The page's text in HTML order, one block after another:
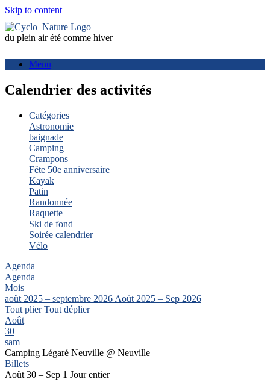
Skip to content
du plein air été comme hiver
Menu
Calendrier des activités
Catégories
Astronomie
baignade
Camping
Crampons
Fête 50e anniversaire
Kayak
Patin
Randonnée
Raquette
Ski de fond
Soirée calendrier
Vélo
Agenda
Agenda
Mois
août 2025 – septembre 2026 Août 2025 – Sep 2026
Tout plierTout déplier
Août
30
sam
Camping Légaré Neuville @ Neuville
Billets
Août 30 – Sep 1 Jour entier